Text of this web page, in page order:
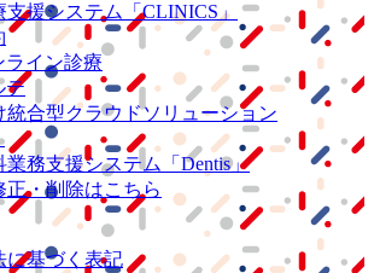
支援システム
「CLINICS」
ライン診療
テ
統合型クラウドソリューション
業務支援システム
「Dentis」
正・削除はこちら
に基づく表記